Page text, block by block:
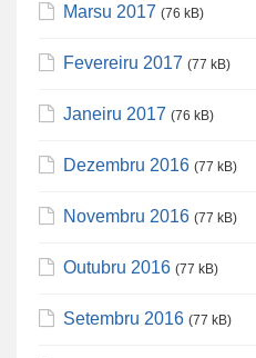
Marsu 2017 (76 kB)
Fevereiru 2017 (77 kB)
Janeiru 2017 (76 kB)
Dezembru 2016 (77 kB)
Novembru 2016 (77 kB)
Outubru 2016 (77 kB)
Setembru 2016 (77 kB)